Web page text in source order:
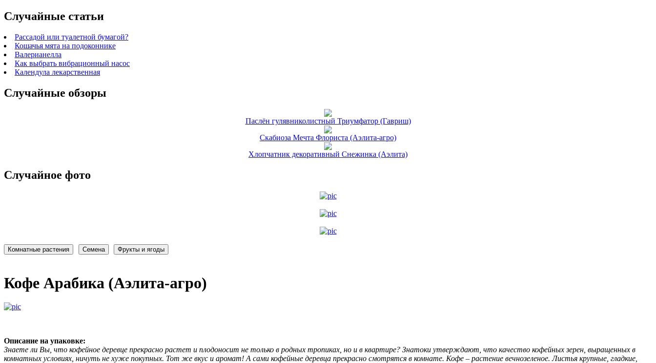
Случайные статьи
Рассадой или туалетной бумагой?
Кошачья мята на подоконнике
Валерианелла
Как выбрать вибрационный насос
Календула лекарственная
Случайные обзоры
Паслён гулявниколистный Триумфатор (Гавриш)
Скабиоза Мечта Флориста (Аэлита-агро)
Хлопчатник декоративный Снежинка (Аэлита)
Случайное фото
Кофе Арабика (Аэлита-агро)
Описание на упаковке:
Знаете ли Вы, что кофейное деревце прекрасно растет и плодоносит не только в родных тропиках, но и в квартире? Знатоки утверждают, что качество кофейных зерен, выращенных в
комнатных условиях, ничуть не хуже покупных. Тот же вкус и аромат! А сами кофейные деревца прекрасно смотрятся в комнате. Кофе – растение вечнозеленое. Листья крупные, гладкие,